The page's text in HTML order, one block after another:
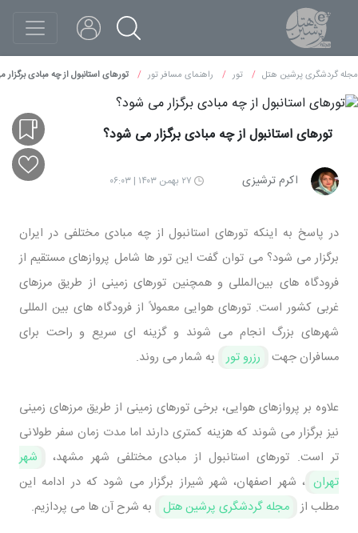
مجله گردشگری پرشین هتل تور راهنمای مسافر تور تورهای استانبول از چه مبادی
تورهای استانبول از چه مبادی برگزار می ‌شود؟
اکرم ترشیزی ۲۷ بهمن ۱۴۰۳ | ۰۶:۰۳
در پاسخ به اینکه تورهای استانبول از چه مبادی مختلفی در ایران
برگزار می ‌شود؟ می توان گفت این تور ها شامل پروازهای مستقیم از
فرودگاه‌ های بین‌المللی و همچنین تورهای زمینی از طریق مرزهای
غربی کشور است. تورهای هوایی معمولاً از فرودگاه‌ های بین ‌المللی
شهرهای بزرگ انجام می ‌شوند و گزینه ‌ای سریع و راحت برای
مسافران جهت رزرو تور به شمار می روند.
علاوه بر پروازهای هوایی، برخی تورهای زمینی از طریق مرزهای زمینی
نیز برگزار می‌ شوند که هزینه کمتری دارند اما مدت ‌زمان سفر طولانی‌
تر است. تورهای استانبول از مبادی مختلفی شهر مشهد،
شهر
تهران ، شهر اصفهان، شهر شیراز برگزار می شود که در ادامه این
مطلب از مجله گردشگری پرشین هتل به شرح آن ها می پردازیم.